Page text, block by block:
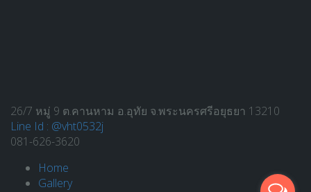
26/7 หมู่ 9 ต.คานหาม อ.อุทัย จ.พระนครศรีอยุธยา 13210
Line Id : @vht0532j
081-626-3620
Home
Gallery